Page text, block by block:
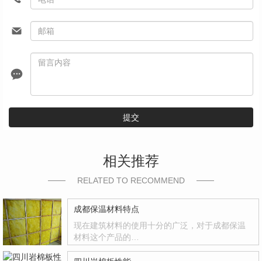
提交
相关推荐
RELATED TO RECOMMEND
成都保温材料特点
现在建筑材料的使用十分的广泛，对于成都保温
材料这个产品的…